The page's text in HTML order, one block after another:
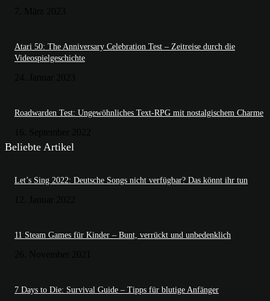
Atari 50: The Anniversary Celebration Test – Zeitreise durch die
Videospielgeschichte
Roadwarden Test: Ungewöhnliches Text-RPG mit nostalgischem Charme
Beliebte Artikel
Let’s Sing 2022: Deutsche Songs nicht verfügbar? Das könnt ihr tun
11 Steam Games für Kinder – Bunt, verrückt und unbedenklich
7 Days to Die: Survival Guide – Tipps für blutige Anfänger